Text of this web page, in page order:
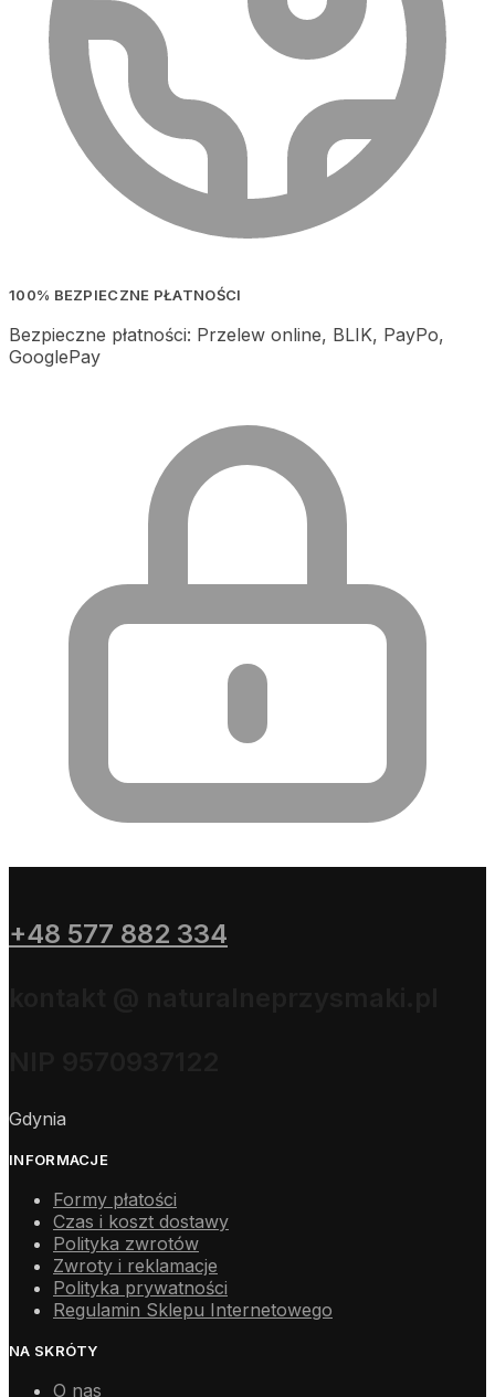
100% BEZPIECZNE PŁATNOŚCI
Bezpieczne płatności: Przelew online, BLIK, PayPo,
GooglePay
+48 577 882 334
Gdynia
INFORMACJE
Formy płatości
Czas i koszt dostawy
Polityka zwrotów
Zwroty i reklamacje
Polityka prywatności
Regulamin Sklepu Internetowego
NA SKRÓTY
O nas